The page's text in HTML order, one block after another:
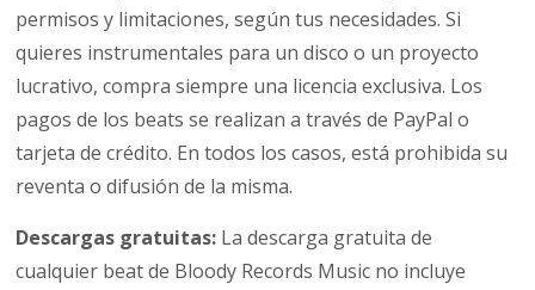
permisos y limitaciones, según tus necesidades. Si
quieres instrumentales para un disco o un proyecto
lucrativo, compra siempre una licencia exclusiva. Los
pagos de los beats se realizan a través de PayPal o
tarjeta de crédito. En todos los casos, está prohibida su
reventa o difusión de la misma.
Descargas gratuitas: La descarga gratuita de
cualquier beat de Bloody Records Music no incluye